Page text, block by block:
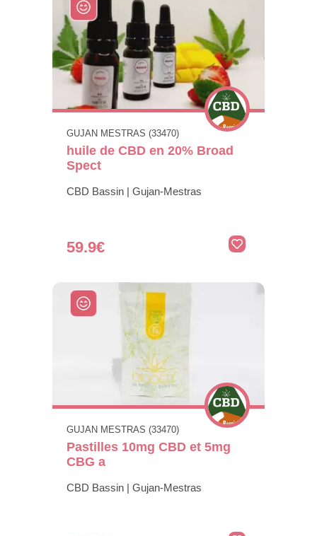
GUJAN MESTRAS (33470)
huile de CBD en 20% Broad
Spect
CBD Bassin | Gujan-Mestras
59.9€
GUJAN MESTRAS (33470)
Pastilles 10mg CBD et 5mg
CBG a
CBD Bassin | Gujan-Mestras